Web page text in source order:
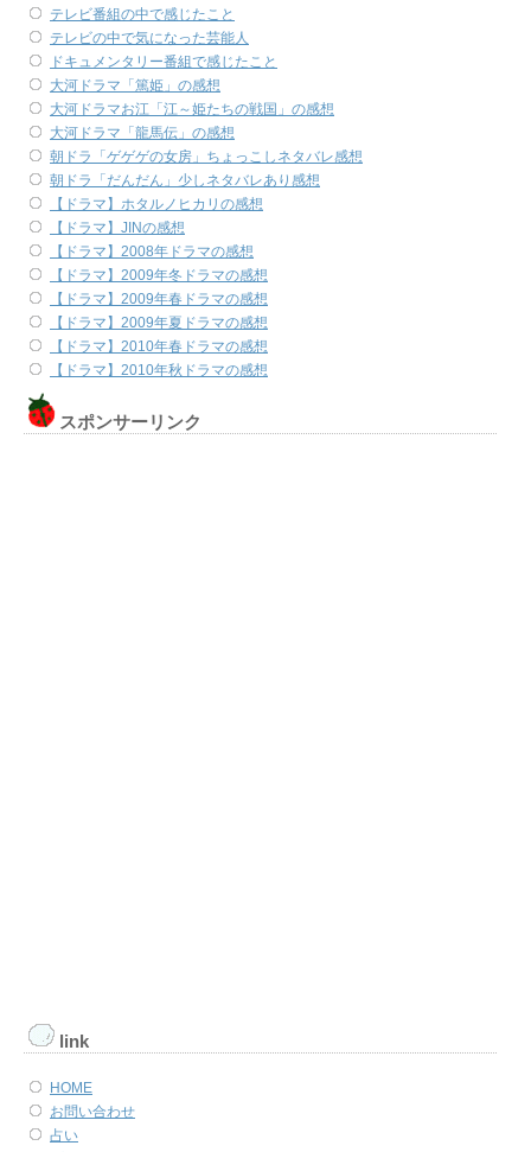
テレビ番組の中で感じたこと
テレビの中で気になった芸能人
ドキュメンタリー番組で感じたこと
大河ドラマ「篤姫」の感想
大河ドラマお江「江～姫たちの戦国」の感想
大河ドラマ「龍馬伝」の感想
朝ドラ「ゲゲゲの女房」ちょっこしネタバレ感想
朝ドラ「だんだん」少しネタバレあり感想
【ドラマ】ホタルノヒカリの感想
【ドラマ】JINの感想
【ドラマ】2008年ドラマの感想
【ドラマ】2009年冬ドラマの感想
【ドラマ】2009年春ドラマの感想
【ドラマ】2009年夏ドラマの感想
【ドラマ】2010年春ドラマの感想
【ドラマ】2010年秋ドラマの感想
スポンサーリンク
link
HOME
お問い合わせ
占い